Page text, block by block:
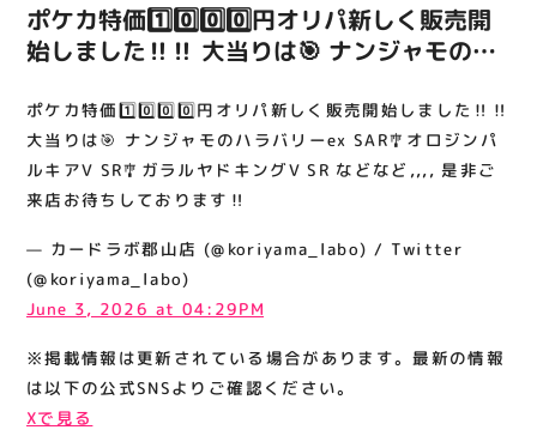
フロアガイド 営業時間
ACCESS
アクセス・駐車場
RECRUIT
スタッフ募集
関連情報
お知らせ
プライバシーポリシー
サイトポリシー
ポケカ特価1️⃣0️⃣0️⃣0️⃣円オリパ新しく販売開
始しました‼️‼️ 大当りは🎯 ナンジャモのハ
ガラルヤドキングV SR などなど,,,, 是非ご来
店お待ちしております‼️
ポケカ特価1️⃣0️⃣0️⃣0️⃣円オリパ新しく販売開始しました‼️‼️
大当りは🎯 ナンジャモのハラバリーex SAR🎐オロジンパ
ルキアV SR🎐ガラルヤドキングV SR などなど,,,, 是非ご
来店お待ちしております‼️
— カードラボ郡山店 (@koriyama_labo) / Twitter
(@koriyama_labo)
June 3, 2026 at 04:29PM
※掲載情報は更新されている場合があります。最新の情報
は以下の公式SNSよりご確認ください。
Xで見る